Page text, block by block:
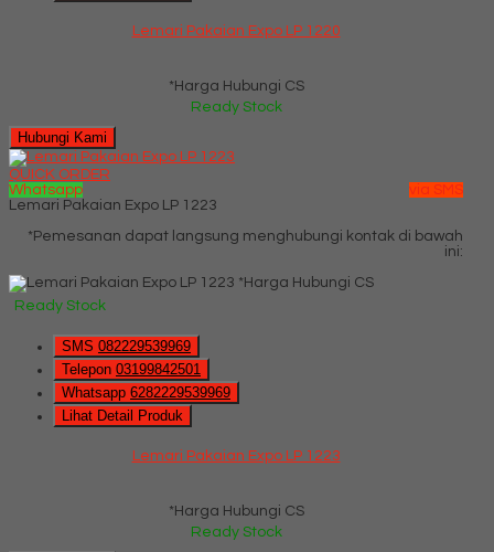
Lemari Pakaian Expo LP 1220
*Harga Hubungi CS
Ready Stock
Hubungi Kami
QUICK ORDER
Whatsapp
via SMS
Lemari Pakaian Expo LP 1223
*Pemesanan dapat langsung menghubungi kontak di bawah
ini:
*Harga Hubungi CS
Ready Stock
SMS 082229539969
Telepon 03199842501
Whatsapp 6282229539969
Lihat Detail Produk
Lemari Pakaian Expo LP 1223
*Harga Hubungi CS
Ready Stock